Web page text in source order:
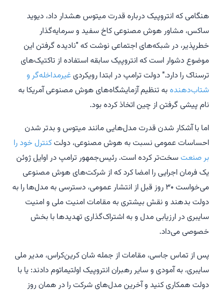
هنگامی که انتروپیک درباره قدرت میتوس هشدار داد، دیوید
ساکس، مشاور هوش مصنوعی کاخ سفید و سرمایه‌گذار
خطرپذیر، در شبکه‌های اجتماعی نوشت که "نادیده گرفتن این
موضوع دشوار است که انتروپیک سابقه استفاده از تاکتیک‌های
ترسناک را دارد." دولت ترامپ در ابتدا رویکردی غیرمداخله‌گر و
شتاب‌دهنده به تنظیم آزمایشگاه‌های هوش مصنوعی آمریکا به
نام پیشی گرفتن از چین اتخاذ کرده بود.
اما با آشکار شدن قدرت مدل‌هایی مانند میتوس و بدتر شدن
احساسات عمومی نسبت به هوش مصنوعی، دولتکنترل خود را
بر صنعت سخت‌تر کرده است. رئیس‌جمهور ترامپ در اوایل ژوئن
یک فرمان اجرایی را امضا کرد که از شرکت‌های هوش مصنوعی
می‌خواست ۳۰ روز قبل از انتشار عمومی، دسترسی به مدل‌ها را به
دولت بدهند و نقش بیشتری به مقامات امنیت ملی و امنیت
سایبری در ارزیابی مدل و به اشتراک‌گذاری تهدیدها با بخش
خصوصی می‌داد.
پس از تماس جاسی، مقامات از جمله شان کرین‌کراس، مدیر ملی
سایبری، به آمودی و سایر رهبران انتروپیک اولتیماتوم دادند: یا با
دولت همکاری کنید و آخرین مدل‌های شرکت را در همان روز